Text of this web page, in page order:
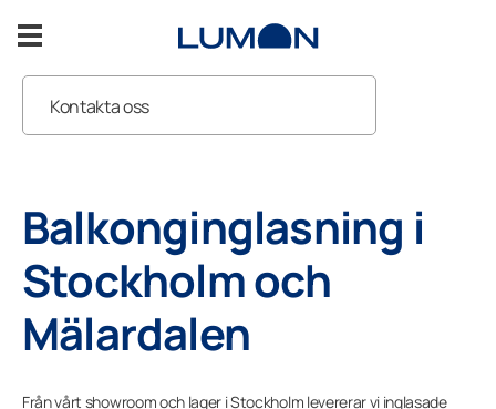
till
Inglasad balkong
Support
Kontakta oss
Balkonginglasning i
Stockholm och
Mälardalen
Från vårt showroom och lager i Stockholm levererar vi inglasade